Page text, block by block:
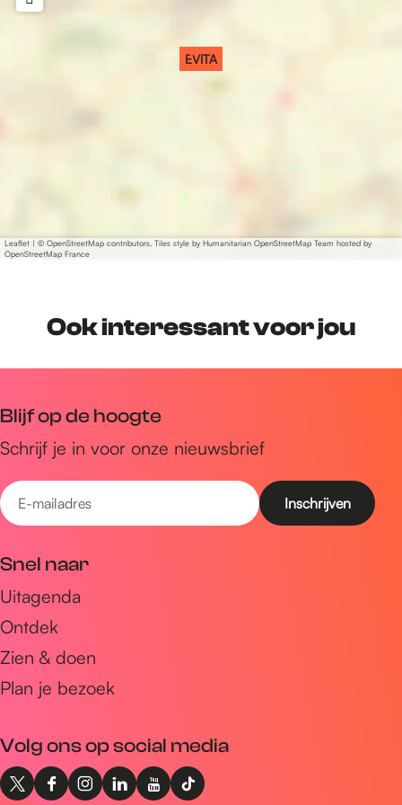
EVITA
Leaflet | © OpenStreetMap contributors, Tiles style by Humanitarian OpenStreetMap Team hosted by
OpenStreetMap France
Ook interessant voor jou